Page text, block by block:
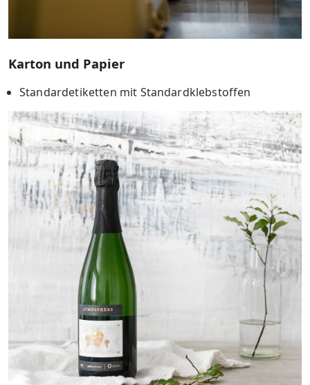
Karton und Papier
Standardetiketten mit Standardklebstoffen